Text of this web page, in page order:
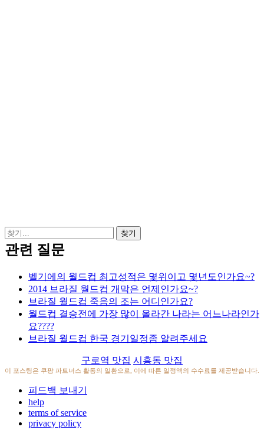
관련 질문
벨기에의 월드컵 최고성적은 몇위이고 몇년도인가요~?
2014 브라질 월드컵 개막은 언제인가요~?
브라질 월드컵 죽음의 조는 어디인가요?
월드컵 결승전에 가장 많이 올라간 나라는 어느나라인가
요????
브라질 월드컵 한국 경기일정좀 알려주세요
구로역 맛집 시흥동 맛집
이 포스팅은 쿠팡 파트너스 활동의 일환으로, 이에 따른 일정액의 수수료를 제공받습니다.
피드백 보내기
help
terms of service
privacy policy